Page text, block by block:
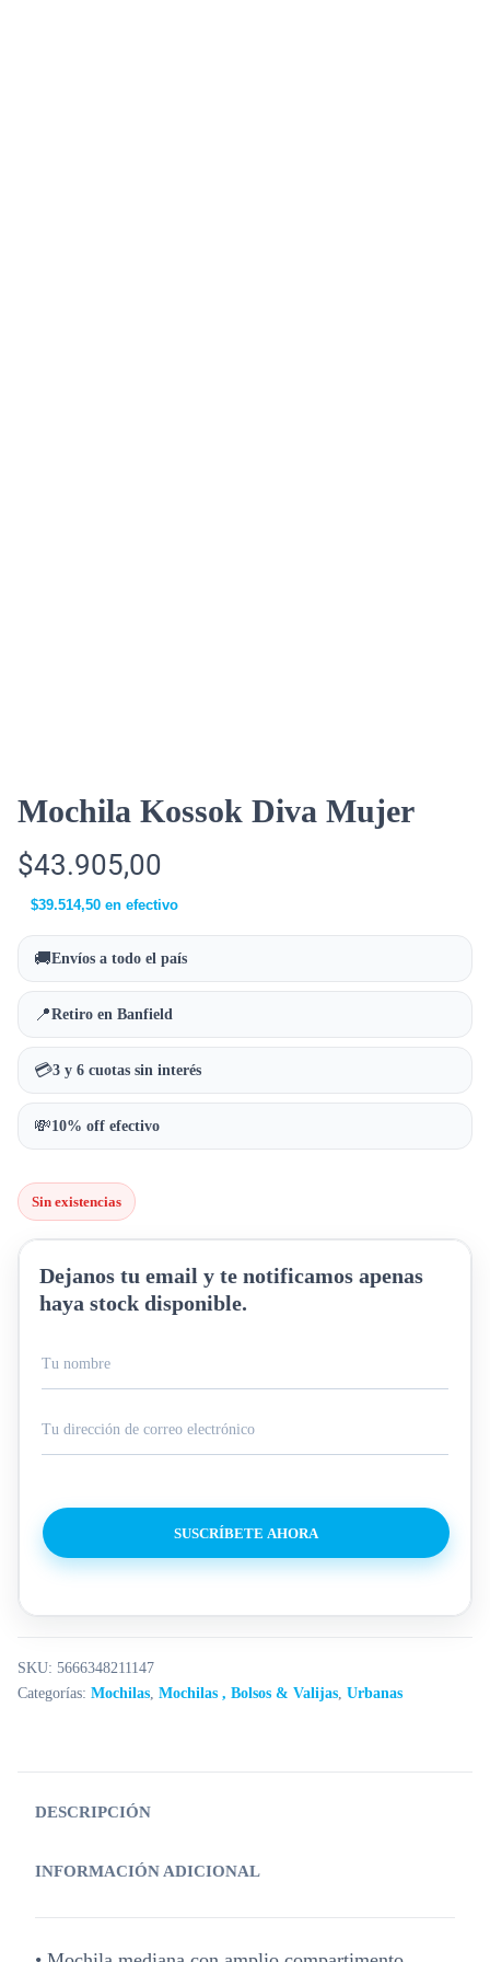
Mochila Kossok Diva Mujer
$43.905,00
$39.514,50 en efectivo
🚚Envíos a todo el país
📍Retiro en Banfield
💳3 y 6 cuotas sin interés
💸10% off efectivo
Sin existencias
Dejanos tu email y te notificamos apenas
haya stock disponible.
SUSCRÍBETE AHORA
SKU: 5666348211147
Categorías: Mochilas, Mochilas , Bolsos & Valijas, Urbanas
DESCRIPCIÓN
INFORMACIÓN ADICIONAL